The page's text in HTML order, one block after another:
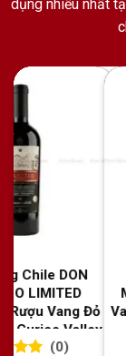
dụng nhiều nhất
Rượu vang trắng
Extrema Reserva
Chardonnay 2025
Père & Fils